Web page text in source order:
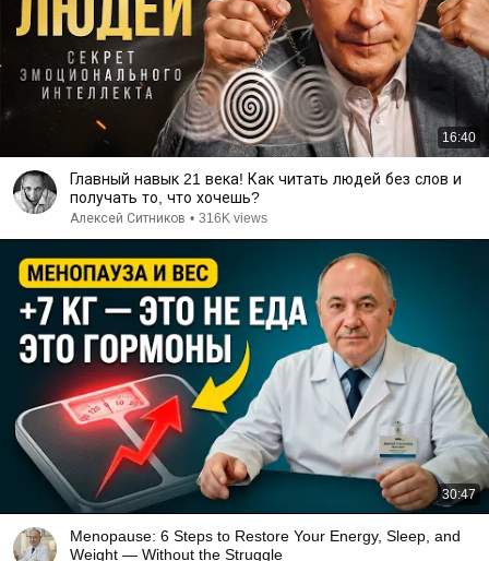
16:40
Главный навык 21 века! Как читать людей без слов и
получать то, что хочешь?
Алексей Ситников • 316K views
30:47
Menopause: 6 Steps to Restore Your Energy, Sleep, and
Weight — Without the Struggle